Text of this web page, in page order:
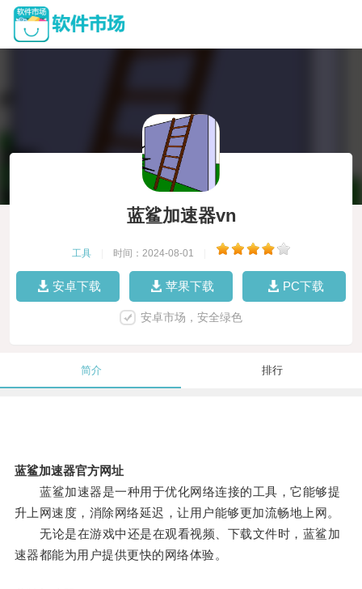
蓝鲨加速器vn
工具 时间：2024-08-01
安卓下载 苹果下载 PC下载
安卓市场，安全绿色
简介 排行
蓝鲨加速器官方网址
蓝鲨加速器是一种用于优化网络连接的工具，它能够提
升上网速度，消除网络延迟，让用户能够更加流畅地上网。
无论是在游戏中还是在观看视频、下载文件时，蓝鲨加
速器都能为用户提供更快的网络体验。